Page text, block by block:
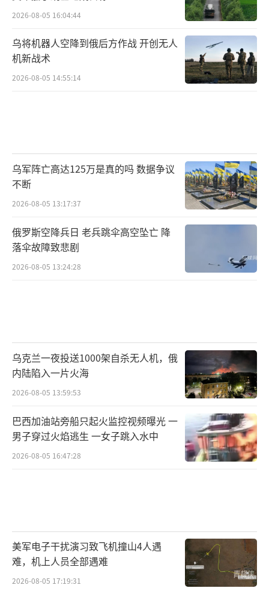
2026-08-05 16:04:44
乌将机器人空降到俄后方作战 开创无人
机新战术
2026-08-05 14:55:14
乌军阵亡高达125万是真的吗 数据争议
不断
2026-08-05 13:17:37
俄罗斯空降兵日 老兵跳伞高空坠亡 降
落伞故障致悲剧
2026-08-05 13:24:28
乌克兰一夜投送1000架自杀无人机，俄
内陆陷入一片火海
2026-08-05 13:59:53
巴西加油站旁船只起火监控视频曝光 一
男子穿过火焰逃生 一女子跳入水中
2026-08-05 16:47:28
美军电子干扰演习致飞机撞山4人遇
难，机上人员全部遇难
2026-08-05 17:19:31